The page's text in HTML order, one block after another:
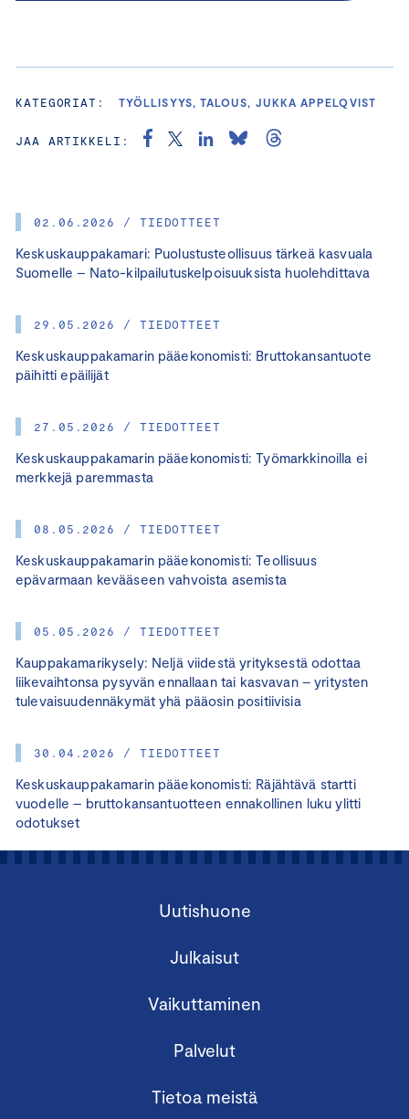
02.06.2026 / TIEDOTTEET
Keskuskauppakamari: Puolustusteollisuus tärkeä kasvuala
Suomelle – Nato-kilpailutuskelpoisuuksista huolehdittava
29.05.2026 / TIEDOTTEET
Keskuskauppakamarin pääekonomisti: Bruttokansantuote
päihitti epäilijät
27.05.2026 / TIEDOTTEET
Keskuskauppakamarin pääekonomisti: Työmarkkinoilla ei
merkkejä paremmasta
08.05.2026 / TIEDOTTEET
Keskuskauppakamarin pääekonomisti: Teollisuus
epävarmaan kevääseen vahvoista asemista
05.05.2026 / TIEDOTTEET
Kauppakamarikysely: Neljä viidestä yrityksestä odottaa
liikevaihtonsa pysyvän ennallaan tai kasvavan – yritysten
tulevaisuudennäkymät yhä pääosin positiivisia
30.04.2026 / TIEDOTTEET
Keskuskauppakamarin pääekonomisti: Räjähtävä startti
vuodelle – bruttokansantuotteen ennakollinen luku ylitti
odotukset
KATEGORIAT: TYÖLLISYYS, TALOUS, JUKKA APPELQVIST
JAA ARTIKKELI:
Uutishuone
Julkaisut
Vaikuttaminen
Palvelut
Tietoa meistä